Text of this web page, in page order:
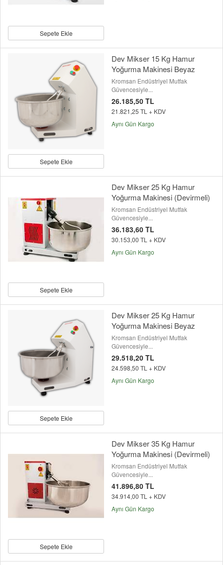
Sepete Ekle
Sepete Ekle
Dev Mikser 15 Kg Hamur
Yoğurma Makinesi Beyaz
Kromsan Endüstriyel Mutfak
Güvencesiyle...
26.185,50 TL
21.821,25 TL + KDV
Aynı Gün Kargo
Sepete Ekle
Dev Mikser 25 Kg Hamur
Yoğurma Makinesi (Devirmeli)
Kromsan Endüstriyel Mutfak
Güvencesiyle...
36.183,60 TL
30.153,00 TL + KDV
Aynı Gün Kargo
Sepete Ekle
Dev Mikser 25 Kg Hamur
Yoğurma Makinesi Beyaz
Kromsan Endüstriyel Mutfak
Güvencesiyle...
29.518,20 TL
24.598,50 TL + KDV
Aynı Gün Kargo
Sepete Ekle
Dev Mikser 35 Kg Hamur
Yoğurma Makinesi (Devirmeli)
Kromsan Endüstriyel Mutfak
Güvencesiyle...
41.896,80 TL
34.914,00 TL + KDV
Aynı Gün Kargo